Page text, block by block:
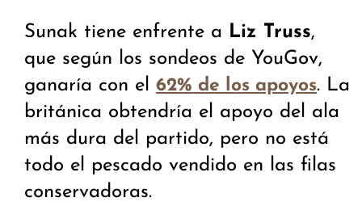
Sunak tiene enfrente a Liz Truss,
que según los sondeos de YouGov,
ganaría con el 62% de los apoyos. La
británica obtendría el apoyo del ala
más dura del partido, pero no está
todo el pescado vendido en las filas
conservadoras.